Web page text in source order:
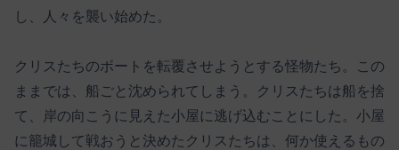
し、人々を襲い始めた。
クリスたちのボートを転覆させようとする怪物たち。この
ままでは、船ごと沈められてしまう。クリスたちは船を捨
て、岸の向こうに見えた小屋に逃げ込むことにした。小屋
に籠城して戦おうと決めたクリスたちは、何か使えるもの